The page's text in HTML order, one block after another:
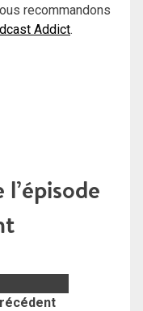
recommandons
Addict.